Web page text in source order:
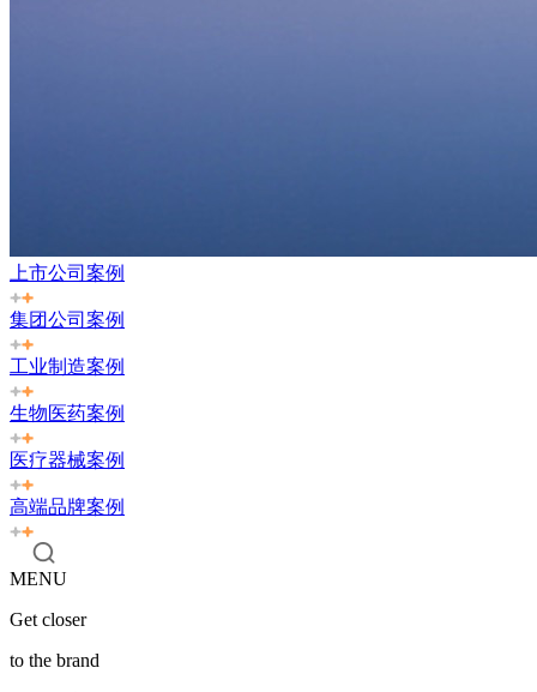
上市公司案例
集团公司案例
工业制造案例
生物医药案例
医疗器械案例
高端品牌案例
MENU
Get closer
to the brand